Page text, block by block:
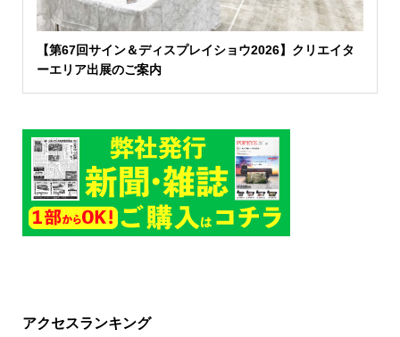
【第67回サイン＆ディスプレイショウ2026】クリエイタ
ーエリア出展のご案内
アクセスランキング